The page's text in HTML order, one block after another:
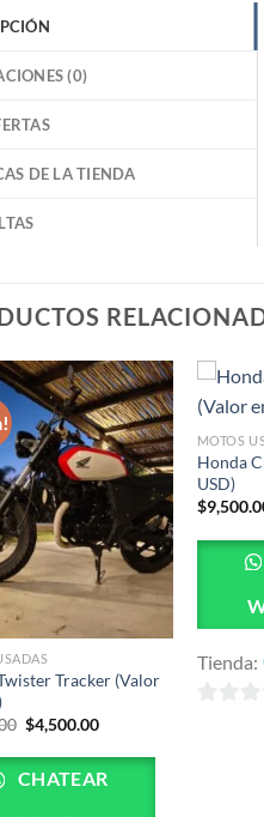
(0)
DE LA TIENDA
Tracker (Valor
El
precio
original
era:
$4,900.00.
$4,500.00El
actual
es:
$4,500.00.
CHATEAR
MOTOS
Honda
USD)
$
Tienda: